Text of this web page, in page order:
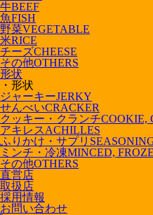
牛BEEF
魚FISH
野菜VEGETABLE
米RICE
チーズCHEESE
その他OTHERS
形状
・形状
ジャーキーJERKY
せんべいCRACKER
クッキー・クランチCOOKIE,
アキレスACHILLES
ふりかけ・サプリ
ミンチ・冷凍MINCED,
その他OTHERS
直営店
取扱店
採用情報
お問い合わせ